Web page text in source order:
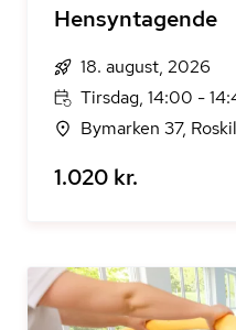
Hensyntagende
18. august, 2026
Tirsdag, 14:00 -
Bymarken 37,
1.020 kr.